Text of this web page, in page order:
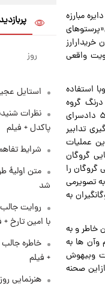
مبارزه
به عنوان خریدارارز
واقعی
استفاده
درنگ گروه
عملیاتی با هدایت مستقیم رئیس اداره جنایی پلیس آگاهی و دستورهای قاطع قاضی فتوحی راد(قاضی شعبه۵۵۱ دادسرای
تدابیر
عملیات
گروگان
ها با استقراردر۲سوی کمد،درحالی گروگان را
تصویرمی
به
خاطر و به
وآن ها به
وبیهوش
شکنجه کردند و ازاین صحنه
روز
استایل
نظرات
پاکدل + فیلم
شرایط
متن اولیۀ
شد
روایت
با امین تارخ +
خاطره
+ فیلم
هنرنمایی